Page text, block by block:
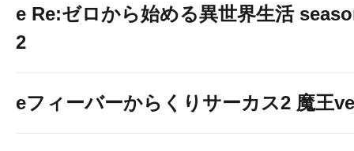
e Re:ゼロから始める異世界生活
2
eフィーバーからくりサーカス2 魔王